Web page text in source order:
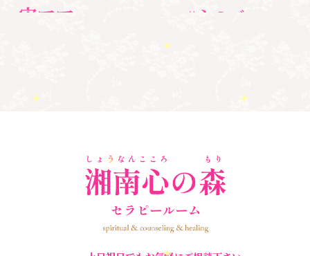
宙ママ
#心のブロッ
#湘南心の森セラピールーム
アセンション
＃エンジェルオラク
ックバスター ＃マインドブロックバ
スター養成講座 ＃マタニティーセラピー
＃心のブロック ＃超宇宙教室